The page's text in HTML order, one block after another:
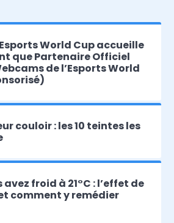
World Cup accueille
que Partenaire Officiel
de l’Esports World
couloir : les 10 teintes les
froid à 21°C : l’effet de
comment y remédier